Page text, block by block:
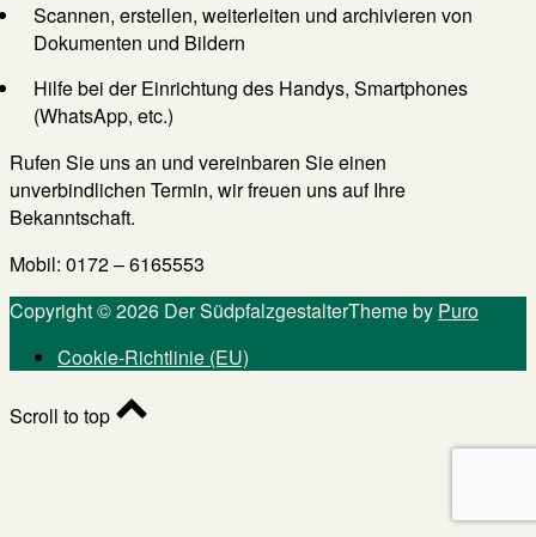
Scannen, erstellen, weiterleiten und archivieren von
Dokumenten und Bildern
Hilfe bei der Einrichtung des Handys, Smartphones
(WhatsApp, etc.)
Rufen Sie uns an und vereinbaren Sie einen
unverbindlichen Termin, wir freuen uns auf Ihre
Bekanntschaft.
Mobil: 0172 – 6165553
Copyright © 2026 Der SüdpfalzgestalterTheme by Puro
Cookie-Richtlinie (EU)
Scroll to top